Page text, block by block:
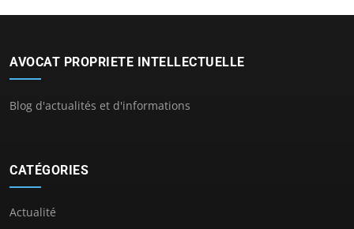
AVOCAT PROPRIETE INTELLECTUELLE
Blog d'actualités et d'informations
CATÉGORIES
Actualité